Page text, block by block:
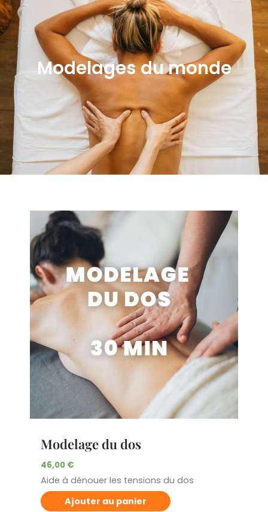
Modelages du monde
Modelage du dos
46,00 €
Aide à dénouer les tensions du dos
Ajouter au panier